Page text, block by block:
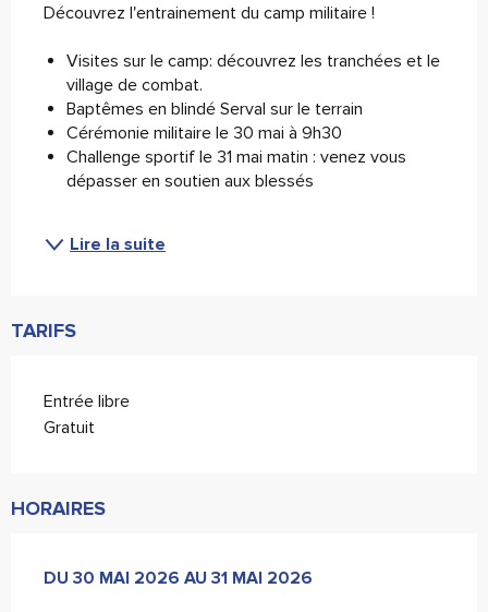
Découvrez l'entrainement du camp militaire !
Visites sur le camp: découvrez les tranchées et le
village de combat.
Baptêmes en blindé Serval sur le terrain
Cérémonie militaire le 30 mai à 9h30
Challenge sportif le 31 mai matin : venez vous
dépasser en soutien aux blessés
Lire la suite
TARIFS
Entrée libre
Gratuit
HORAIRES
DU 30 MAI 2026 AU 31 MAI 2026
DU 30 MAI 2026 AU 31 MAI 2026